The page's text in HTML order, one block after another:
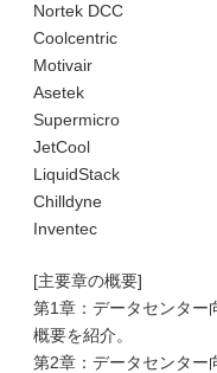
Nortek DCC
Coolcentric
Motivair
Asetek
Supermicro
JetCool
LiquidStack
Chilldyne
Inventec
[主要章の概要]
第1章：データセンター
概要を紹介。
第2章：データセンター